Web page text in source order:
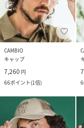
CAMBIO
キャップ
7,260 円
66ポイント(1倍)